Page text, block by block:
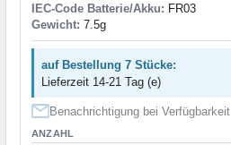
IEC-Code Batterie/Akku: FR03
Gewicht: 7.5g
auf Bestellung 7 Stücke:
Lieferzeit 14-21 Tag (e)
Benachrichtigung bei Verfügbarkeit
ANZAHL